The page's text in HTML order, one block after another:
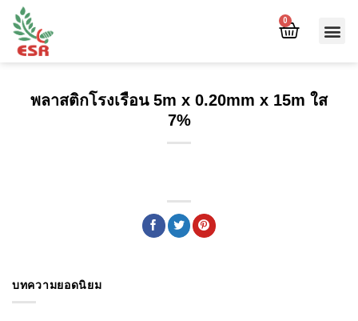
0
พลาสติกโรงเรือน 5m x 0.20mm x 15m ใส
7%
บทความยอดนิยม